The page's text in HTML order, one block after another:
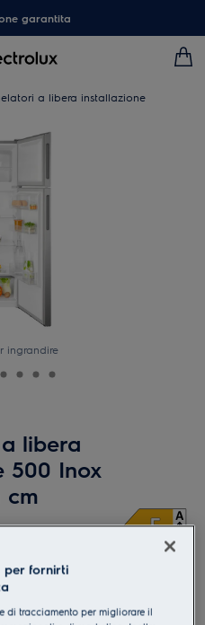
garantita
a libera installazione
ingrandire
libera
500 Inox
cm
Documentazione tecnica
sensori per mantenere stabile la
dopo l'apertura con
per fornirti
di tracciamento per migliorare il